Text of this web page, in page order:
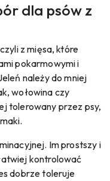
dla psów z
z mięsa, które
pokarmowymi i
należy do mniej
wołowina czy
tolerowany przez psy,
Im prostszy i
kontrolować
dobrze toleruje